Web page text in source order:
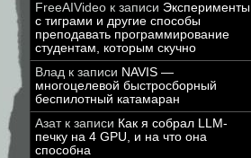
FreeAIVideo к записи Эксперименты
с тиграми и другие способы
преподавать программирование
студентам, которым скучно
Влад к записи NAVIS —
многоцелевой быстросборный
беспилотный катамаран
Азатк записи Как я собрал LLM-
печку на 4 GPU, и на что она
способна